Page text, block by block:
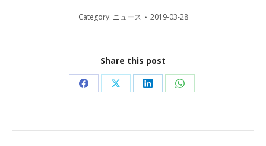
Category: ニュース 2019-03-28
Share this post
Share
Facebook
Share
X
Share
LinkedIn
Share
WhatsApp